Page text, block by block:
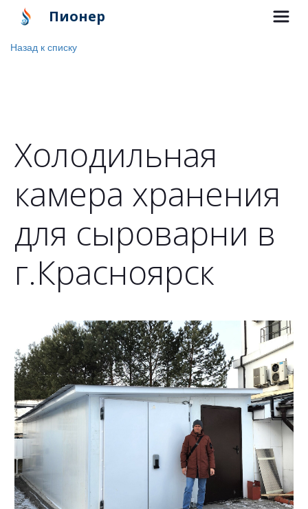
Пионер
Назад к списку
Холодильная
камера хранения
для сыроварни в
г.Красноярск